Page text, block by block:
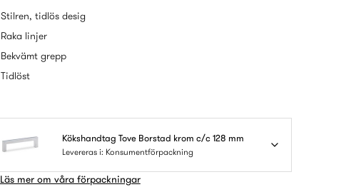
Stilren, tidlös desig
Raka linjer
Bekvämt grepp
Tidlöst
Kökshandtag Tove Borstad krom c/c 128 mm
Levereras i: Konsumentförpackning
Läs mer om våra förpackningar